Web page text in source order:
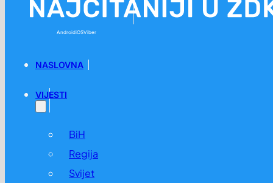
AndroidiOSViber
NASLOVNA
VIJESTI
BiH
Regija
Svijet